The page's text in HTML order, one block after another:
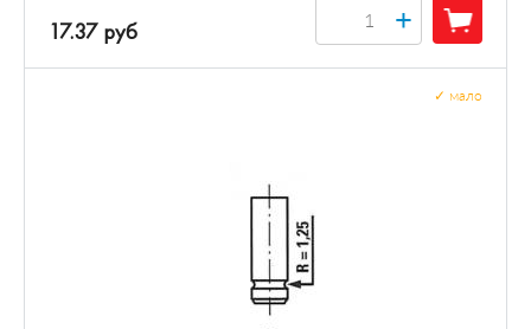
17.37 руб +
мало